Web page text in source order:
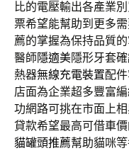
比的電壓輸出各產業
票希望能幫助到更多
薦的掌握為保持品質
醫師隱適美隱形牙套
熱器無線充電裝置配
店面為企業超多豐富
功網路可挑在市面上
貸款希望最高可借車
貓罐頭推薦幫助貓咪